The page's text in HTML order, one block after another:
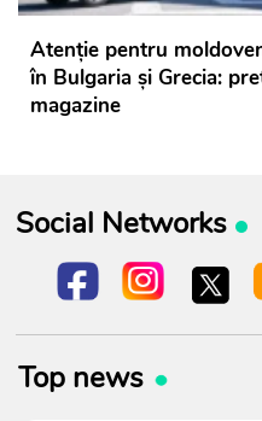
Atenție pentru
în Bulgaria și Grecia:
magazine
Social Networks
Top news